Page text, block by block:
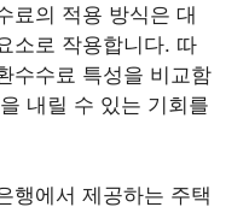
료의 적용 방식은 대
소로 작용합니다. 따
수수료 특성을 비교함
내릴 수 있는 기회를
행에서 제공하는 주택